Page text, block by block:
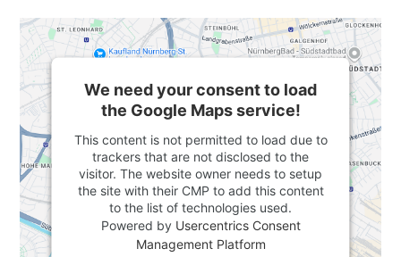
We need your consent to load
the Google Maps service!
This content is not permitted to load due to
trackers that are not disclosed to the
visitor. The website owner needs to setup
the site with their CMP to add this content
to the list of technologies used.
Powered by Usercentrics Consent
Management Platform